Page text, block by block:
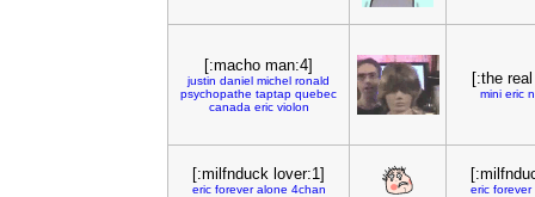
[:macho man:4]
justin daniel michel ronald
psychopathe taptap quebec
canada eric violon
[:the
mini eric
[:milfnduck lover:1]
eric forever alone 4chan eric forever